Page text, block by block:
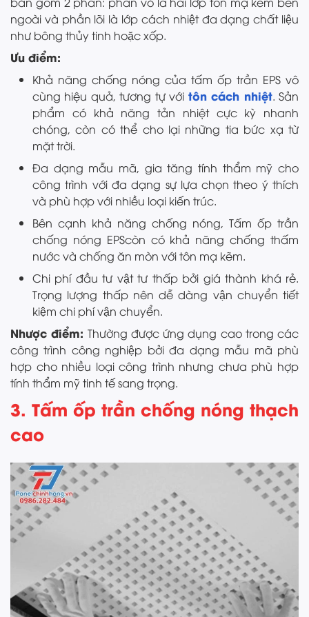
ngoài và phần lõi là lớp cách nhiệt đa dạng chất liệu
như bông thủy tinh hoặc xốp.
Ưu điểm:
Khả năng chống nóng của tấm ốp trần EPS vô
cùng hiệu quả, tương tự với tôn cách nhiệt. Sản
phẩm có khả năng tản nhiệt cực kỳ nhanh
chóng, còn có thể cho lại những tia bức xạ từ
mặt trời.
Đa dạng mẫu mã, gia tăng tính thẩm mỹ cho
công trình với đa dạng sự lựa chọn theo ý thích
và phù hợp với nhiều loại kiến trúc.
Bên cạnh khả năng chống nóng, Tấm ốp trần
chống nóng EPScòn có khả năng chống thấm
nước và chống ăn mòn với tôn mạ kẽm.
Chi phí đầu tư vật tư thấp bởi giá thành khá rẻ.
Trọng lượng thấp nên dễ dàng vận chuyển tiết
kiệm chi phí vận chuyển.
Nhược điểm: Thường được ứng dụng cao trong các
công trình công nghiệp bởi đa dạng mẫu mã phù
hợp cho nhiều loại công trình nhưng chưa phù hợp
tính thẩm mỹ tinh tế sang trọng.
3. Tấm ốp trần chống nóng thạch
cao